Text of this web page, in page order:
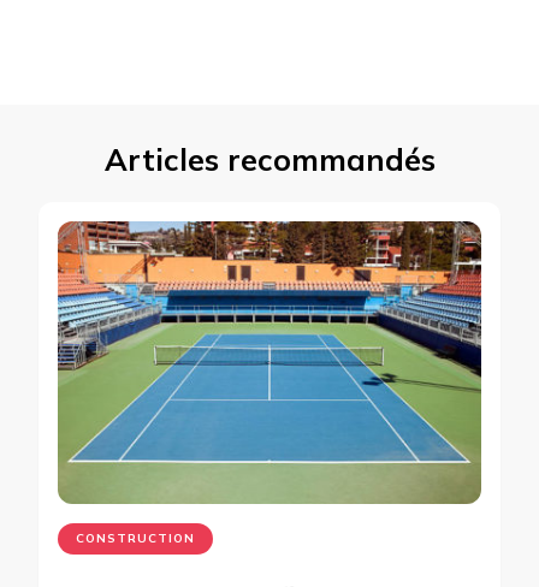
Articles recommandés
CONSTRUCTION